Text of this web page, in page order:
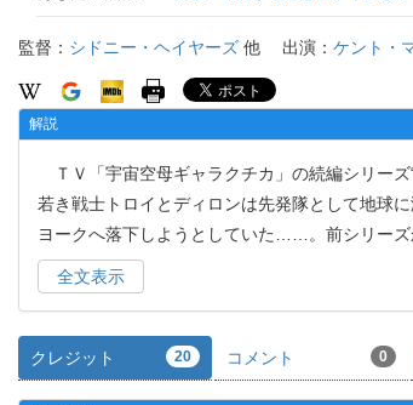
監督： シドニー・ヘイヤーズ 他 出演： ケント・
解説
ＴＶ「宇宙空母ギャラクチカ」の続編シリー
若き戦士トロイとディロンは先発隊として地球
ヨークへ落下しようとしていた……。前シリー
全文表示
クレジット 20 コメント 0